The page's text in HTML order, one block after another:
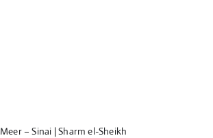
– Sinai |Sharm el-Sheikh